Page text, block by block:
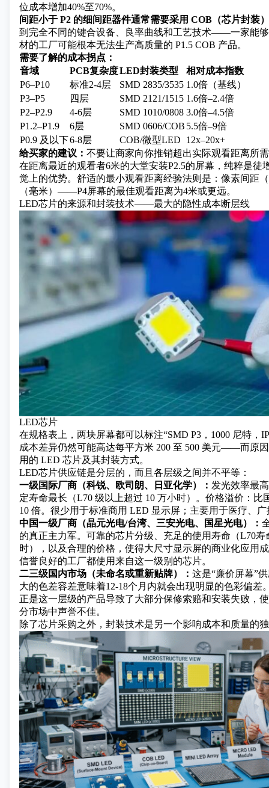
位成本增加40%至70%。
间距小于 P2 的细间距器件通常需要采用 COB（芯片封装）
到完全不同的键合设备、良率曲线和工艺技术——一家能够
材的工厂可能根本无法生产高质量的 P1.5 COB 产品。
需要了解的成本拐点：
音域
PCB复杂度LED封装类型
相对成本指数
P6–P10
标准2-4层 SMD 2835/3535 1.0倍（基线）
P3–P5
四层 SMD 2121/1515 1.6倍–2.4倍
P2–P2.9
4-6层 SMD 1010/0808 3.0倍–4.5倍
P1.2–P1.9
6层 SMD 0606/COB 5.5倍–9倍
P0.9 及以下6-8层 COB/微型LED
12x–20x+
给买家的建议： 不要让商家向你推销超出实际观看距离所
在距离最近的观看者6米的大堂安装P2.5的屏幕，纯粹是徒
觉上的优势。舒适的最小观看距离经验法则是：像素间距
（毫米）——P4屏幕的最佳观看距离为4米或更远。
LED芯片的来源和封装技术——最大的隐性成本断层线
LED芯片
在规格表上，两块屏幕都可以标注“SMD P3，1000 尼特，
成本差异仍然可能高达每平方米 200 至 500 美元——而原
用的 LED 芯片及其封装方式。
LED芯片供应链是分层的，而且各层级之间并不平等：
一级国际厂商（科锐、欧司朗、日亚化学）： 发光效率最
定寿命最长（L70 级以上超过 10 万小时）。价格溢价：比
10 倍。很少用于标准商用 LED 显示屏；主要用于医疗、
中国一级厂商（晶元光电/台湾、三安光电、国星光电）：
的真正主力军。可靠的芯片分级、充足的使用寿命（L70寿
时），以及合理的价格，使得大尺寸显示屏的商业化应用
信誉良好的工厂都使用来自这一级别的芯片。
二三级国内市场（未命名或重新贴牌）： 这是“廉价屏幕”
大的色差容差意味着12-18个月内就会出现明显的色彩偏差
正是这一层级的产品导致了大部分保修索赔和安装失败，
分市场中声誉不佳。
除了芯片采购之外，封装技术是另一个影响成本和质量的